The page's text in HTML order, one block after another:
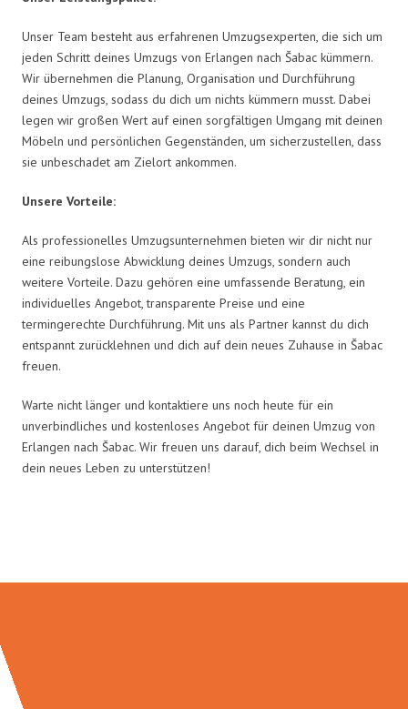
Unser Team besteht aus erfahrenen Umzugsexperten, die sich um
jeden Schritt deines Umzugs von Erlangen nach Šabac kümmern.
Wir übernehmen die Planung, Organisation und Durchführung
deines Umzugs, sodass du dich um nichts kümmern musst. Dabei
legen wir großen Wert auf einen sorgfältigen Umgang mit deinen
Möbeln und persönlichen Gegenständen, um sicherzustellen, dass
sie unbeschadet am Zielort ankommen.
Unsere Vorteile:
Als professionelles Umzugsunternehmen bieten wir dir nicht nur
eine reibungslose Abwicklung deines Umzugs, sondern auch
weitere Vorteile. Dazu gehören eine umfassende Beratung, ein
individuelles Angebot, transparente Preise und eine
termingerechte Durchführung. Mit uns als Partner kannst du dich
entspannt zurücklehnen und dich auf dein neues Zuhause in Šabac
freuen.
Warte nicht länger und kontaktiere uns noch heute für ein
unverbindliches und kostenloses Angebot für deinen Umzug von
Erlangen nach Šabac. Wir freuen uns darauf, dich beim Wechsel in
dein neues Leben zu unterstützen!